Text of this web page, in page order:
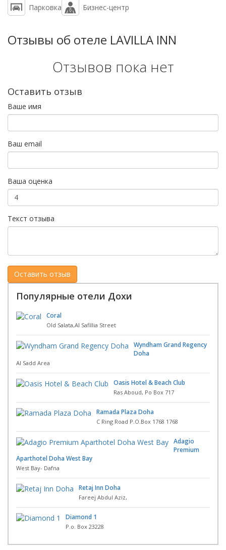
Парковка Бизнес-центр
Отзывы об отеле LAVILLA INN
Отзывов пока нет
Оставить отзыв
Ваше имя
Ваш email
Ваша оценка
Текст отзыва
Популярные отели Дохи
Coral
Old Salata,Al Safillia Street
Wyndham Grand Regency
Doha
Al Sadd Area
Oasis Hotel & Beach Club
Ras Aboud, Po Box 717
Ramada Plaza Doha
C Ring Road P.O.Box 1768 1768
Adagio
Premium
Aparthotel Doha West Bay
West Bay- Dafna
Retaj Inn Doha
Fareej Abdul Aziz,
Diamond 1
P.o. Box 23228